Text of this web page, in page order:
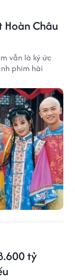
Hoàn Châu
vẫn là ký ức
phim hài
tỷ